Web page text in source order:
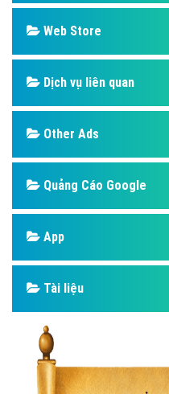
Web Store
Dịch vụ liên quan
Other Ads
Quảng Cáo Google
App
Tài liệu